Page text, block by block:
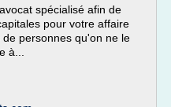
spécialisé afin de
pour votre affaire
personnes qu'on ne le
à...